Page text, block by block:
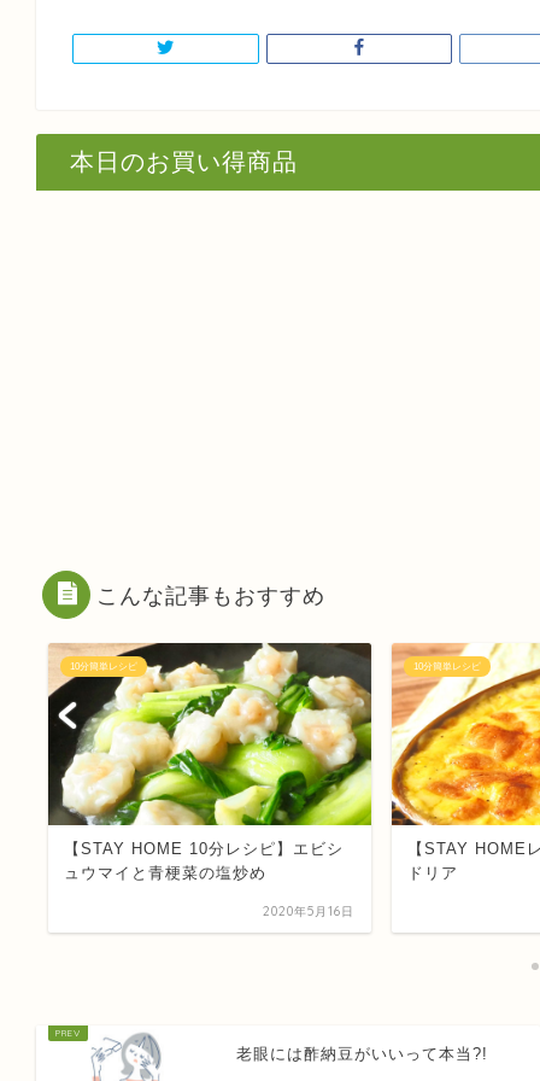
本日のお買い得商品
こんな記事もおすすめ
10分簡単レシピ
【STAY HOME 10分レシピ】エビシ
ュウマイと青梗菜の塩炒め
2020年5月16日
10分簡単レシピ
【STAY HOME
ドリア
老眼には酢納豆がいいって本当?!